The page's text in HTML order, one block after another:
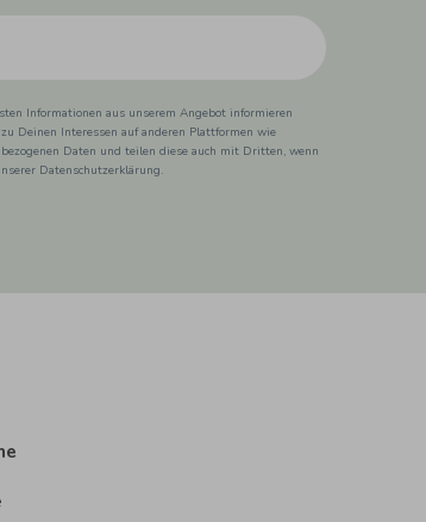
Informationen aus unserem Angebot informieren
Deinen Interessen auf anderen Plattformen wie
Daten und teilen diese auch mit Dritten, wenn
Datenschutzerklärung.